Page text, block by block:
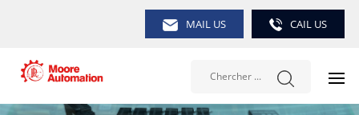
MAIL US CAIL US